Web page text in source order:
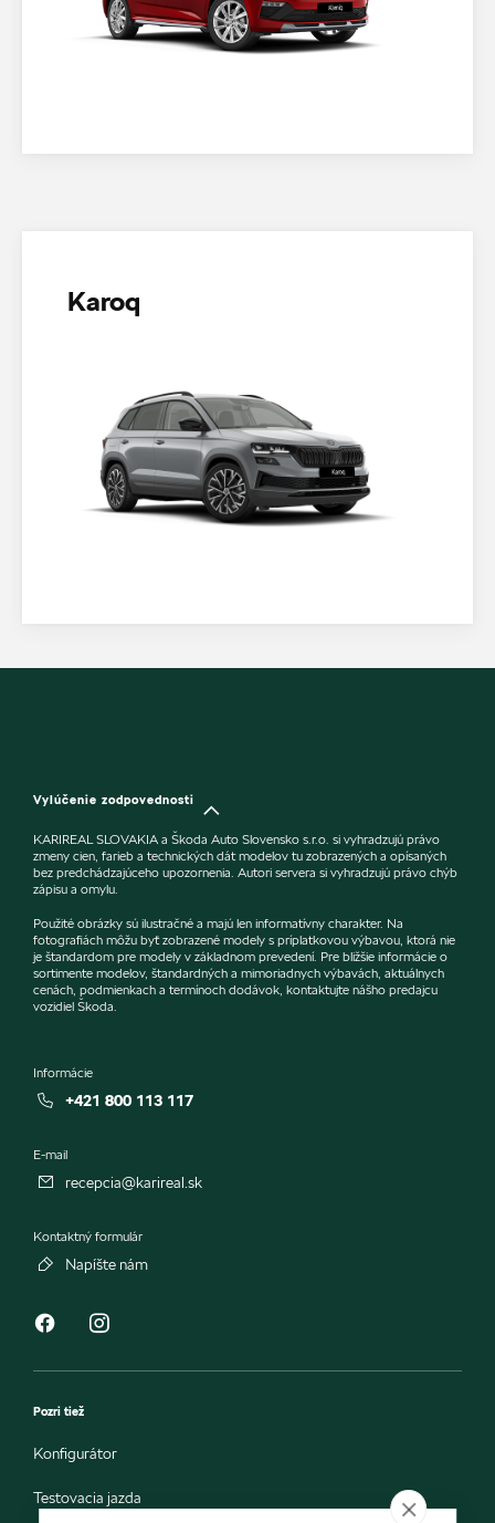
Karoq
Vylúčenie zodpovednosti
KARIREAL SLOVAKIA a Škoda Auto Slovensko s.r.o. si vyhradzujú právo
zmeny cien, farieb a technických dát modelov tu zobrazených a opísaných
bez predchádzajúceho upozornenia. Autori servera si vyhradzujú právo chýb
zápisu a omylu.
Použité obrázky sú ilustračné a majú len informatívny charakter. Na
fotografiách môžu byť zobrazené modely s príplatkovou výbavou, ktorá nie
je štandardom pre modely v základnom prevedení. Pre bližšie informácie o
sortimente modelov, štandardných a mimoriadnych výbavách, aktuálnych
cenách, podmienkach a termínoch dodávok, kontaktujte nášho predajcu
vozidiel Škoda.
Informácie
+421 800 113 117
E-mail
recepcia@karireal.sk
Kontaktný formulár
Napíšte nám
Pozri tiež
Konfigurátor
Testovacia jazda